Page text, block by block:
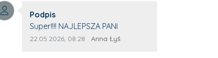
wyrozumiałość dla wyróżnionych
osób, którym trema odbierała
głos.
Autor komentarza:
Podpis
Treść komentarza:
Super!!!! NAJLEPSZA PANI
Data dodania komentarza:
22.05.2026, 08:28 Źródło komentarza:
Anna Łyś